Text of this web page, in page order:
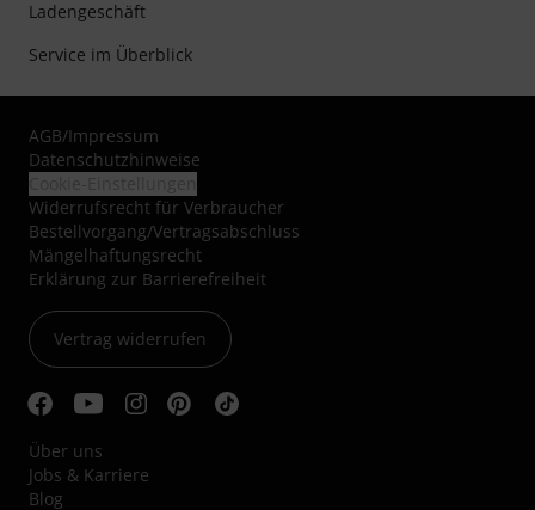
Ladengeschäft
Service im Überblick
AGB/Impressum
Datenschutzhinweise
Widerrufsrecht für Verbraucher
Bestellvorgang/Vertragsabschluss
Mängelhaftungsrecht
Erklärung zur Barrierefreiheit
Vertrag widerrufen
Über uns
Jobs & Karriere
Blog